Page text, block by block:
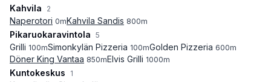
Kahvila 2
Naperotori 0mKahvila Sandis 800m
Pikaruokaravintola 5
Grilli 100mSimonkylän Pizzeria 100mGolden Pizzeria 600m
Döner King Vantaa 850mElvis Grilli 1000m
Kuntokeskus 1